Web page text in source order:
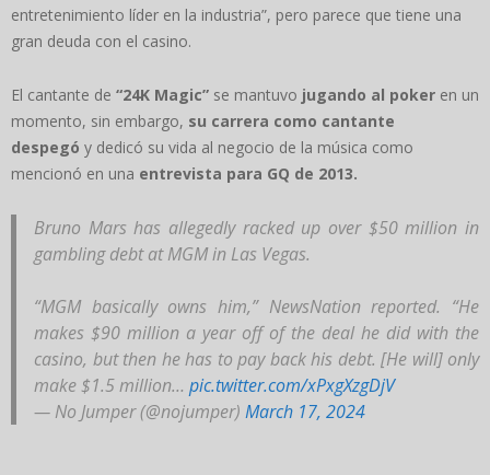
entretenimiento líder en la industria”, pero parece que tiene una
gran deuda con el casino.
El cantante de “24K Magic” se mantuvo jugando al poker en un
momento, sin embargo, su carrera como cantante
despegó y dedicó su vida al negocio de la música como
mencionó en una entrevista para GQ de 2013.
Bruno Mars has allegedly racked up over $50 million in
gambling debt at MGM in Las Vegas.
“MGM basically owns him,” NewsNation reported. “He
makes $90 million a year off of the deal he did with the
casino, but then he has to pay back his debt. [He will] only
make $1.5 million… pic.twitter.com/xPxgXzgDjV
— No Jumper (@nojumper) March 17, 2024